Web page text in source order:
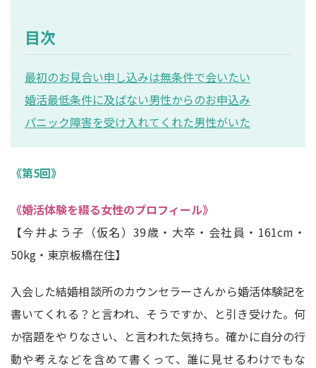
目次
最初のお見合い申し込みは無条件で会いたい
婚活最低条件に及ばない男性からのお申込み
パニック障害を受け入れてくれた男性がいた
《第5回》
《婚活体験を綴る女性のプロフィール》
【今井よう子（仮名）39歳・大卒・会社員・161cm・
50kg・東京板橋在住】
入会した結婚相談所のカウンセラーさんから婚活体験記を
書いてくれる？と言われ、そうですか、と引き受けた。何
か宿題をやりなさい、と言われた気持ち。確かに自分の行
動や考えなどを含めて書くって、誰に見せるわけでもな